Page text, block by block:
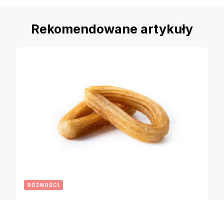
Rekomendowane artykuły
RÓŻNOŚCI